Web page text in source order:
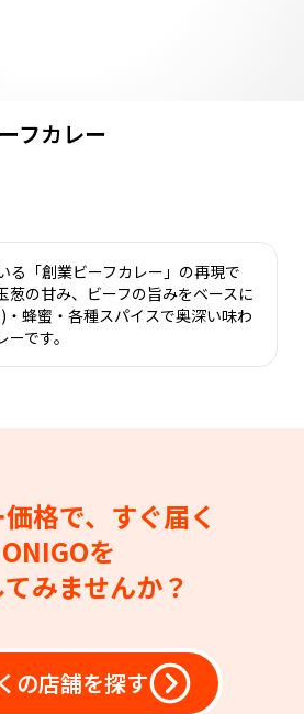
フカレー
る「創業ビーフカレー」の再現で
葱の甘み、ビーフの旨みをベースに
蜂蜜・各種スパイスで奥深い味わ
です。
格で、すぐ届く
ONIGOを
みませんか？
の店舗を探す